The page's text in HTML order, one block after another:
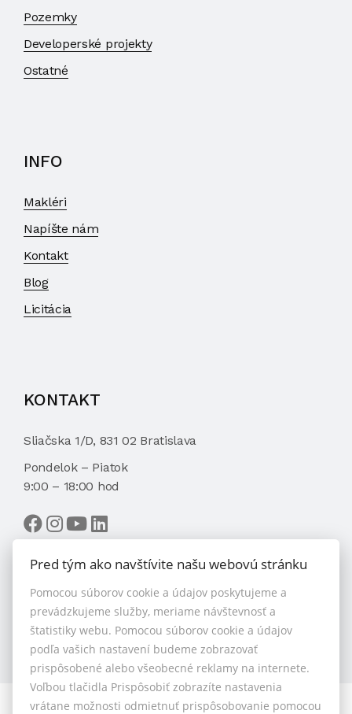
Pozemky
Developerské projekty
Ostatné
INFO
Makléri
Napíšte nám
Kontakt
Blog
Licitácia
KONTAKT
Sliačska 1/D, 831 02 Bratislava
Pondelok – Piatok
9:00 – 18:00 hod
VYBRAŤ MAKLÉRA
Pred tým ako navštívite našu webovú stránku
Pomocou súborov cookie a údajov poskytujeme a
prevádzkujeme služby, meriame návštevnosť a
štatistiky webu. Pomocou súborov cookie a údajov
podľa vašich nastavení budeme zobrazovať
prispôsobené alebo všeobecné reklamy na internete.
Voľbou tlačidla Prispôsobiť zobrazíte nastavenia
vrátane možnosti odmietnuť prispôsobovanie pomocou